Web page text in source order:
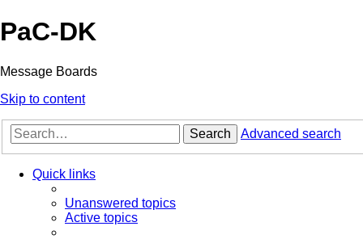
PaC-DK
Message Boards
Skip to content
Search Advanced search
Quick links
Unanswered topics
Active topics